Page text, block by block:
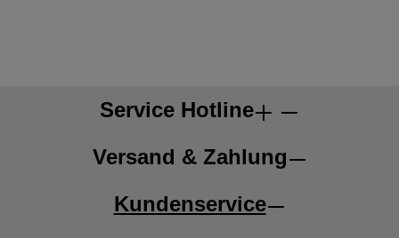
Service Hotline
Versand & Zahlung
Kundenservice